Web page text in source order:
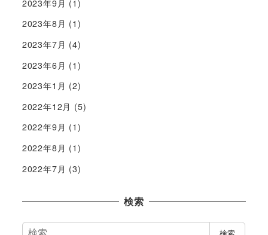
2023年9月 (1)
2023年8月 (1)
2023年7月 (4)
2023年6月 (1)
2023年1月 (2)
2022年12月 (5)
2022年9月 (1)
2022年8月 (1)
2022年7月 (3)
検索
検